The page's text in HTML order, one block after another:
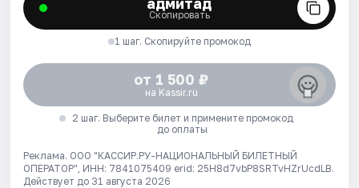
Скопировать
1 шаг. Скопируйте промокод
от 1 500 ₽
на Kassir.ru
2 шаг. Выберите билет и примените промокод
до оплаты
Реклама. ООО "КАССИР.РУ-НАЦИОНАЛЬНЫЙ БИЛЕТНЫЙ
ОПЕРАТОР", ИНН: 7841075409 erid: 25H8d7vbP8SRTvHZrUcdLB.
Действует до 31 августа 2026